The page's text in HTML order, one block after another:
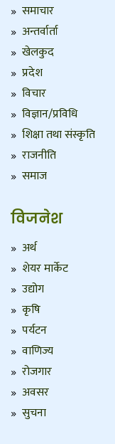
समाचार
अन्तर्वार्ता
खेलकुद
प्रदेश
विचार
विज्ञान/प्रविधि
शिक्षा तथा संस्कृति
राजनीति
समाज
विजनेश
अर्थ
शेयर मार्केट
उद्योग
कृषि
पर्यटन
वाणिज्य
रोजगार
अवसर
सुचना